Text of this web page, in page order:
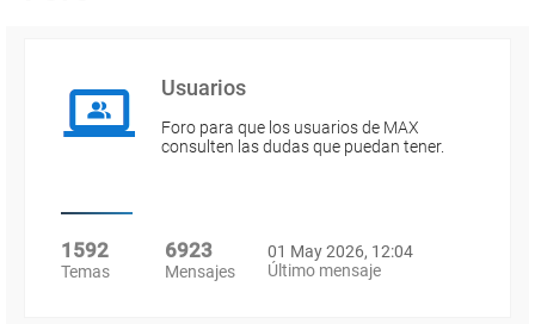
Usuarios
Foro para que los usuarios de MAX
consulten las dudas que puedan tener.
1592
Temas
6923
Mensajes
01 May 2026, 12:04
Último mensaje